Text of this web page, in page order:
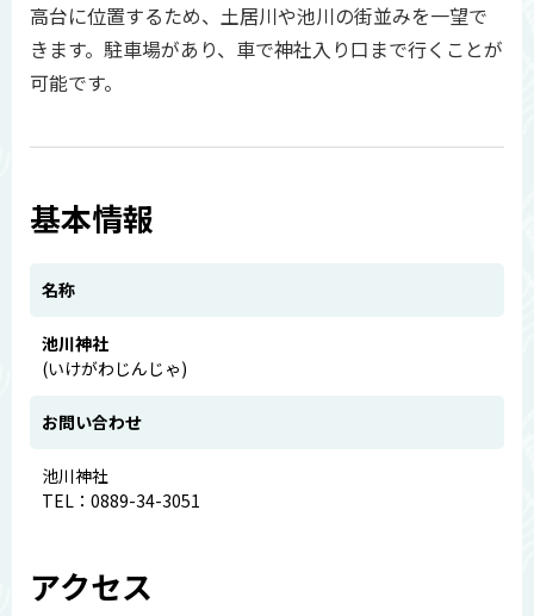
高台に位置するため、土居川や池川の街並みを一望で
きます。駐車場があり、車で神社入り口まで行くことが
可能です。
基本情報
名称
池川神社
(いけがわじんじゃ)
お問い合わせ
池川神社
TEL：0889-34-3051
アクセス